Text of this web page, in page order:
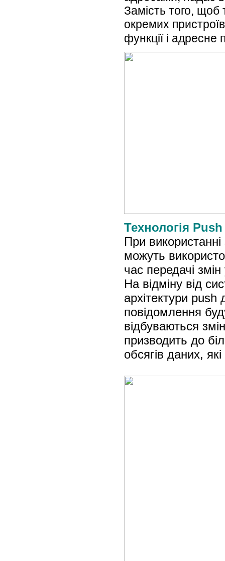
Замість того, щоб
окремих
функції і адресне
Технологія
При
можуть
час передачі
На відміну від
архітектури
повідомлення
відбуваються
призводить до
обсягів даних,